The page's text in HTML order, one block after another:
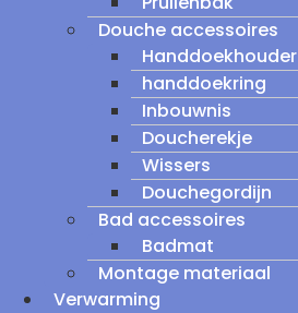
Douche accessoires
Handdoekhouder
handdoekring
Inbouwnis
Doucherekje
Wissers
Douchegordijn
Bad accessoires
Badmat
Montage materiaal
Verwarming